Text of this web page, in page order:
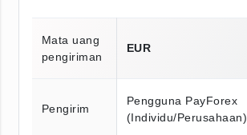
Mata uang
pengiriman
EUR
Pengirim
Pengguna PayForex
(Individu/Perusahaan)